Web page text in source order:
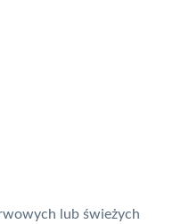
lub świeżych